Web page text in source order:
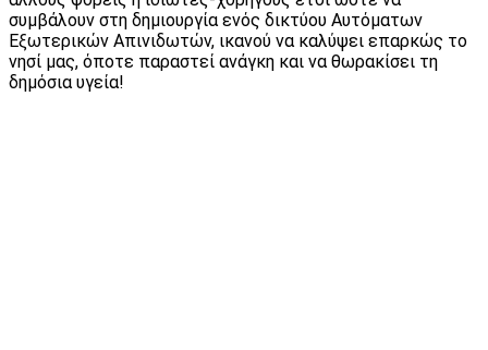
συμβάλουν στη δημιουργία ενός δικτύου Αυτόματων
Εξωτερικών Απινιδωτών, ικανού να καλύψει επαρκώς το
νησί μας, όποτε παραστεί ανάγκη και να θωρακίσει τη
δημόσια υγεία!